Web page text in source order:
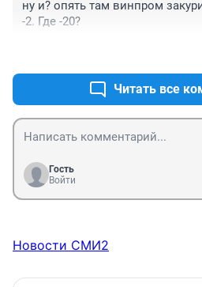
ну и? опять там винпром
-2. Где -20?
Читать все
Гость
Войти
Новости СМИ2